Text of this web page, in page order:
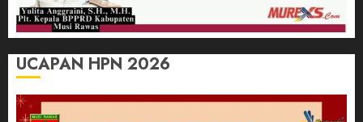
UCAPAN HPN 2026